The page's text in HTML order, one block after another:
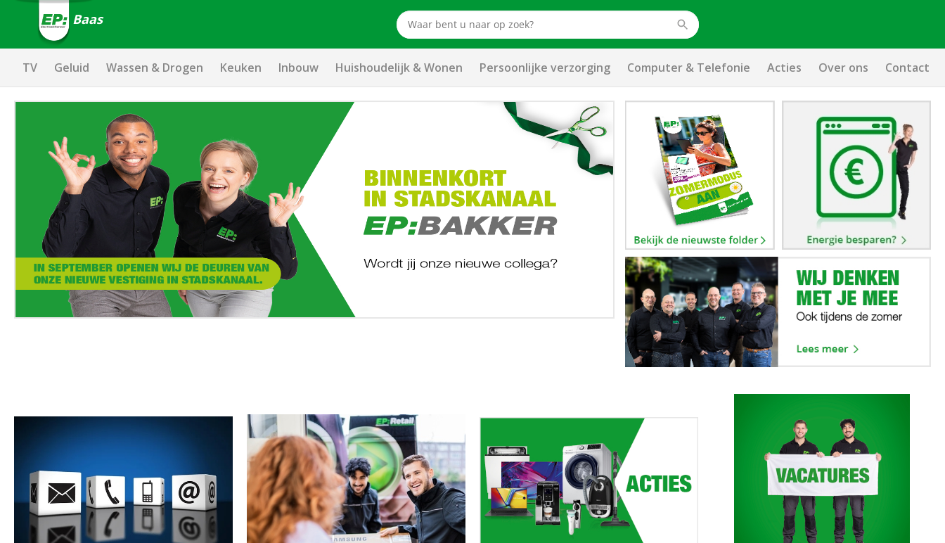
Baas
TV Geluid Wassen & Drogen Keuken Inbouw Huishoudelijk & Wonen Persoonlijke verzorging Computer & Telefonie Acties Over ons Contact